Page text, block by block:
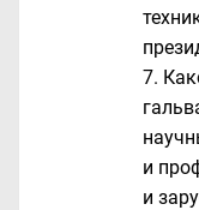
и
и